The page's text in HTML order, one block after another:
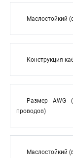
Маслостойкий
Конструкция
Размер AWG
проводов)
Маслостойкий